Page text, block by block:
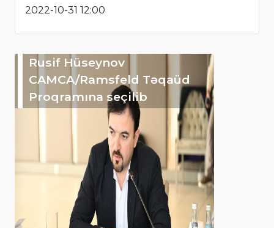
2022-10-31 12:00
Rusif Hüseynov
CAMCA/Ramsfeld Təqaüd
Proqramına seçilib